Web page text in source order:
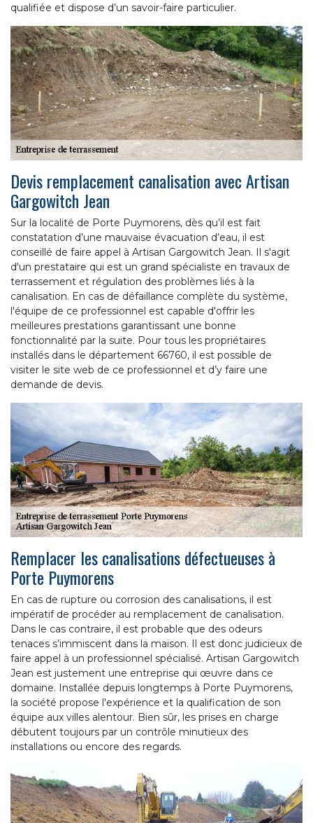
qualifiée et dispose d’un savoir-faire particulier.
Devis remplacement canalisation avec Artisan
Gargowitch Jean
Sur la localité de Porte Puymorens, dès qu’il est fait
constatation d’une mauvaise évacuation d’eau, il est
conseillé de faire appel à Artisan Gargowitch Jean. Il s'agit
d'un prestataire qui est un grand spécialiste en travaux de
terrassement et régulation des problèmes liés à la
canalisation. En cas de défaillance complète du système,
l'équipe de ce professionnel est capable d'offrir les
meilleures prestations garantissant une bonne
fonctionnalité par la suite. Pour tous les propriétaires
installés dans le département 66760, il est possible de
visiter le site web de ce professionnel et d’y faire une
demande de devis.
Remplacer les canalisations défectueuses à
Porte Puymorens
En cas de rupture ou corrosion des canalisations, il est
impératif de procéder au remplacement de canalisation.
Dans le cas contraire, il est probable que des odeurs
tenaces s’immiscent dans la maison. Il est donc judicieux de
faire appel à un professionnel spécialisé. Artisan Gargowitch
Jean est justement une entreprise qui œuvre dans ce
domaine. Installée depuis longtemps à Porte Puymorens,
la société propose l'expérience et la qualification de son
équipe aux villes alentour. Bien sûr, les prises en charge
débutent toujours par un contrôle minutieux des
installations ou encore des regards.